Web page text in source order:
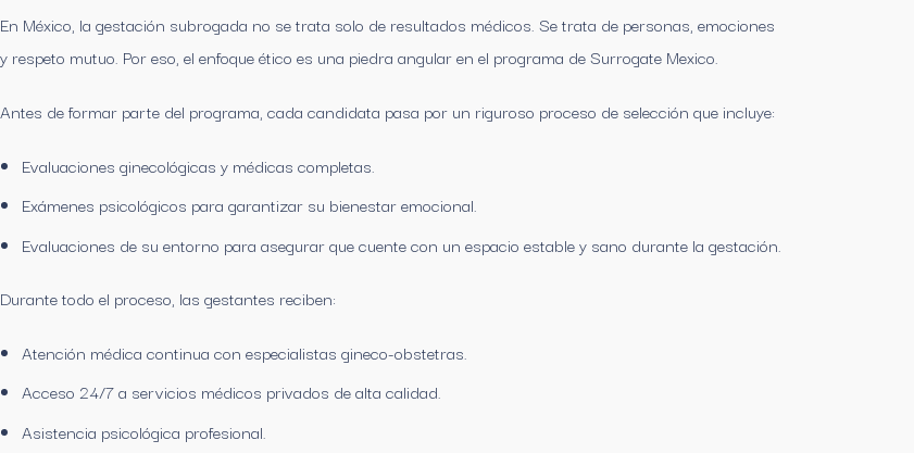
En México, la gestación subrogada no se trata solo de resultados médicos. Se trata de personas, emociones
y respeto mutuo. Por eso, el enfoque ético es una piedra angular en el programa de Surrogate Mexico.
Antes de formar parte del programa, cada candidata pasa por un riguroso proceso de selección que incluye:
Evaluaciones ginecológicas y médicas completas.
Exámenes psicológicos para garantizar su bienestar emocional.
Evaluaciones de su entorno para asegurar que cuente con un espacio estable y sano durante la gestación.
Durante todo el proceso, las gestantes reciben:
Atención médica continua con especialistas gineco-obstetras.
Acceso 24/7 a servicios médicos privados de alta calidad.
Asistencia psicológica profesional.